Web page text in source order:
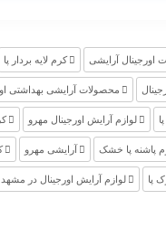
اورجینال آرایشی کرم لایه بردار پا
محصولات آرایشی بهداشتی
لوازم آرایش اورجینال مهرو
پاشنه پا خشک آرایشی مهرو
پا لوازم آرایش اورجینال در مشهد